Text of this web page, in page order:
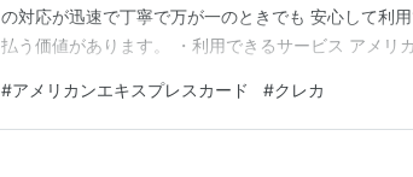
の対応が迅速で丁寧で万が一のときでも 安心して利
払う価値があります。 ・利用できるサービス アメリ
用時は￥100で1ポイントですが、 アメリカンエキス
国内線航空券やホテルを予約す…
#アメリカンエキスプレスカード #クレカ